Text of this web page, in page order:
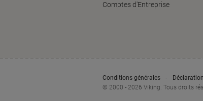
Comptes d'Entreprise
Conditions générales
© 2000 - 2026 Viking. Tous droits